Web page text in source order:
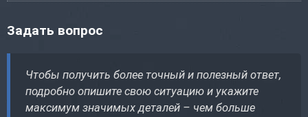
Задать вопрос
Чтобы получить более точный и полезный ответ,
подробно опишите свою ситуацию и укажите
максимум значимых деталей – чем больше